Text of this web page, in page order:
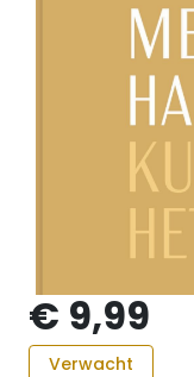
€ 9,99
Verwacht